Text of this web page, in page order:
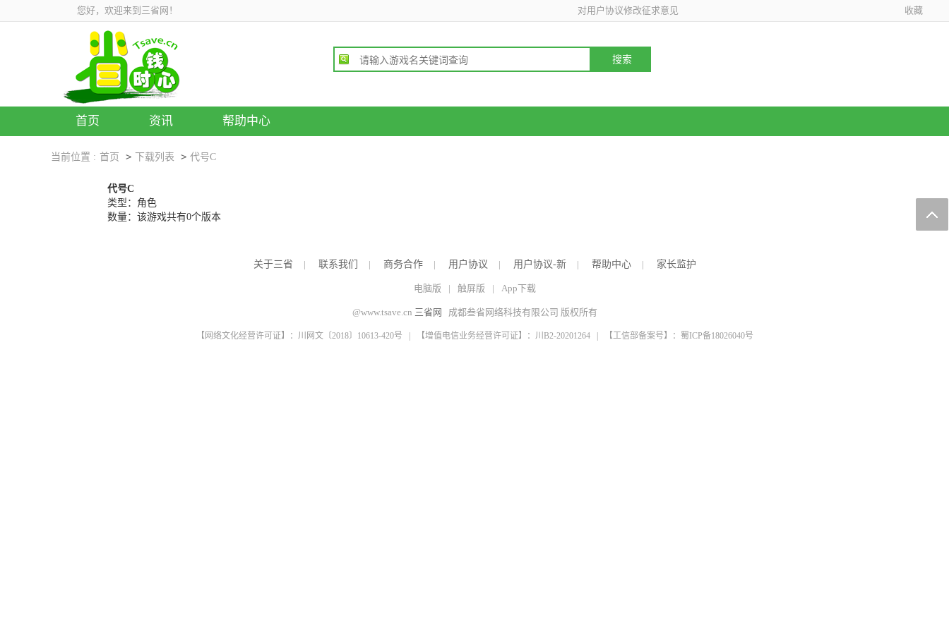
收藏
您好，欢迎来到三省网！ 对用户协议修改征求意见
首页 资讯 帮助中心
当前位置 : 首页 > 下载列表 > 代号C
代号C
类型：角色
数量：该游戏共有0个版本
关于三省 | 联系我们 | 商务合作 | 用户协议 | 用户协议-新 | 帮助中心 | 家长监护
电脑版 | 触屏版 | App下载
@www.tsave.cn 三省网 成都叁省网络科技有限公司 版权所有
【网络文化经营许可证】：川网文〔2018〕10613-420号 | 【增值电信业务经营许可证】：川B2-20201264 | 【工信部备案号】： 蜀ICP备18026040号